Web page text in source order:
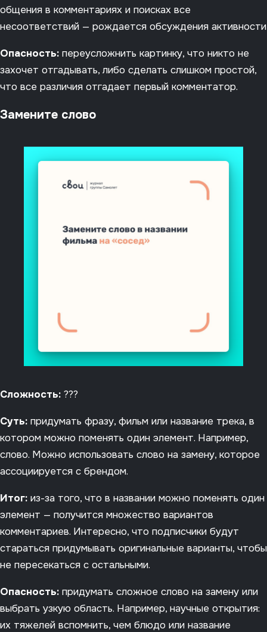
общения в комментариях и поисках все
несоответствий — рождается обсуждения активности
Опасность: переусложнить картинку, что никто не
захочет отгадывать, либо сделать слишком простой,
что все различия отгадает первый комментатор.
Замените слово
Сложность: ???
Суть: придумать фразу, фильм или название трека, в
котором можно поменять один элемент. Например,
слово. Можно использовать слово на замену, которое
ассоциируется с брендом.
Итог: из-за того, что в названии можно поменять один
элемент — получится множество вариантов
комментариев. Интересно, что подписчики будут
стараться придумывать оригинальные варианты, чтобы
не пересекаться с остальными.
Опасность: придумать сложное слово на замену или
выбрать узкую область. Например, научные открытия:
их тяжелей вспомнить, чем блюдо или название